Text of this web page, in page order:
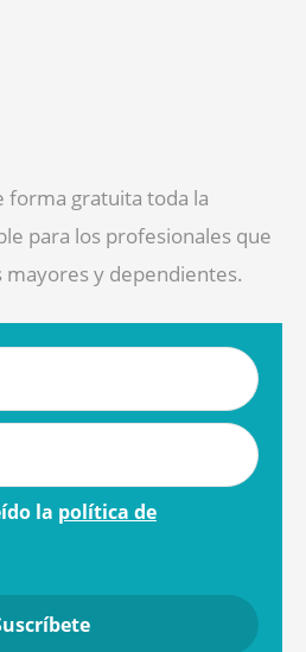
forma gratuita toda la
para los profesionales que
y dependientes.
la política de